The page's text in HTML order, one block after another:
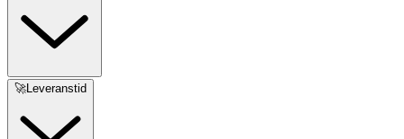
🚀Leveranstid